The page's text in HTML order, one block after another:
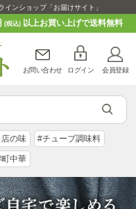
ンショップ「お届けサイト」
(税込)以上お買い上げで送料無料
お問い合わせ ログイン 会員登録
の味 #チューブ調味料
町中華